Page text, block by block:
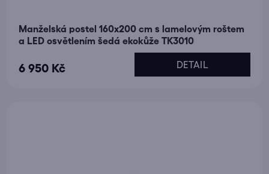
Manželská postel 160x200 cm s lamelovým roštem
a LED osvětlením šedá ekokůže TK3010
6 950 Kč DETAIL